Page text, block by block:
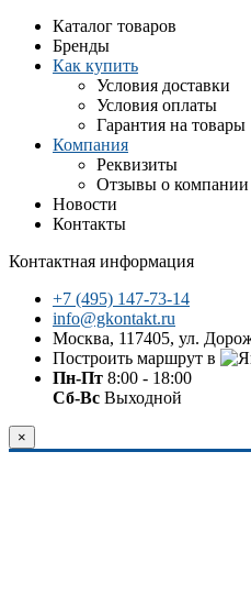
Каталог товаров
Бренды
Как купить
Условия доставки
Условия оплаты
Гарантия на товары
Компания
Реквизиты
Отзывы о компании
Новости
Контакты
Контактная информация
+7 (495) 147-73-14
info@gkontakt.ru
Москва, 117405, ул.
Построить маршрут в
Пн-Пт 8:00 - 18:00
Сб-Вс Выходной
×